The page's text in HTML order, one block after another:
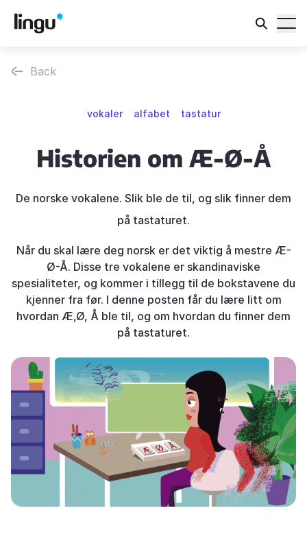
Back
vokaler alfabet tastatur
Historien om Æ-Ø-Å
De norske vokalene. Slik ble de til, og slik finner dem
på tastaturet.
Når du skal lære deg norsk er det viktig å mestre Æ-
Ø-Å. Disse tre vokalene er skandinaviske
spesialiteter, og kommer i tillegg til de bokstavene du
kjenner fra før. I denne posten får du lære litt om
hvordan Æ,Ø, Å ble til, og om hvordan du finner dem
på tastaturet.